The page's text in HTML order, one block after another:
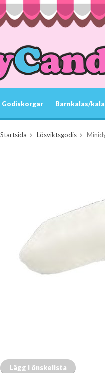
Godiskorgar Barnkalas/
Startsida Lösviktsgodis
Lägg i önskelista